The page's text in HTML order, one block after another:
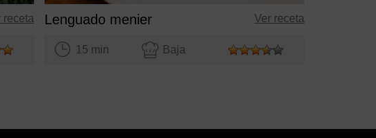
receta Lenguado menier Ver receta
15 min Baja